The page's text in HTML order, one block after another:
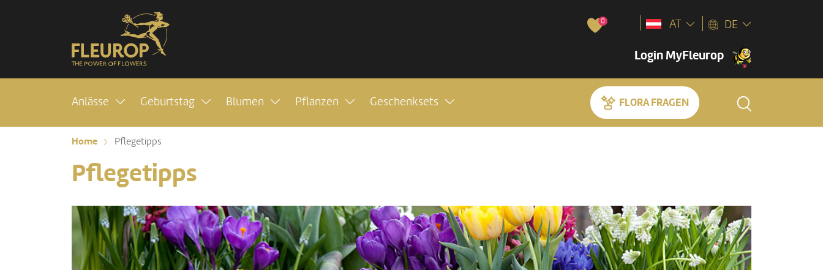
0
Login MyFleurop
AT DE
Anlässe Geburtstag Blumen Pflanzen Geschenksets FLORA FRAGEN
Home Pflegetipps
Pflegetipps